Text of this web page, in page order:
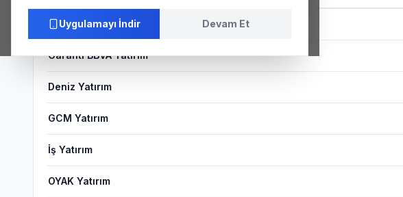
Uygulamayı İndir Devam Et
Ziraat Yatırım
Garanti BBVA Yatırım
Deniz Yatırım
GCM Yatırım
İş Yatırım
OYAK Yatırım